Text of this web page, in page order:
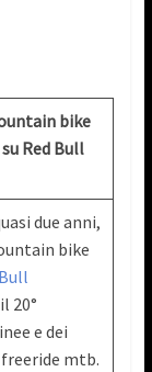
bike
Red Bull
due anni,
bike
20°
e dei
mtb.